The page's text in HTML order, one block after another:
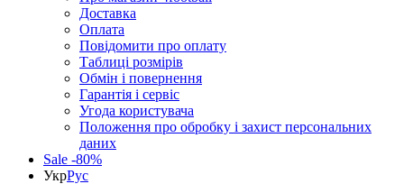
Доставка
Оплата
Повідомити про оплату
Таблиці розмірів
Обмін і повернення
Гарантія і сервіс
Угода користувача
Положення про обробку і захист персональних
даних
Sale -80%
УкрРус